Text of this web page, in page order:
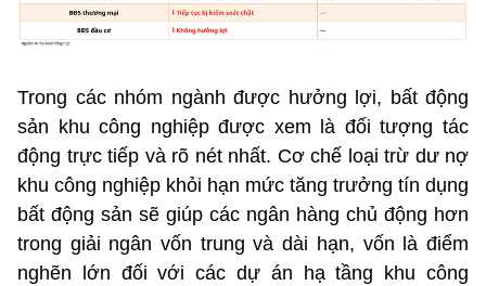
Trong các nhóm ngành được hưởng lợi, bất động
sản khu công nghiệp được xem là đối tượng tác
động trực tiếp và rõ nét nhất. Cơ chế loại trừ dư nợ
khu công nghiệp khỏi hạn mức tăng trưởng tín dụng
bất động sản sẽ giúp các ngân hàng chủ động hơn
trong giải ngân vốn trung và dài hạn, vốn là điểm
nghẽn lớn đối với các dự án hạ tầng khu công